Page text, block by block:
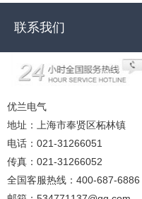
联系我们
优兰电气
地址：上海市奉贤区柘林镇
电话：021-31266051
传真：021-31266052
全国客服热线：400-687-6886